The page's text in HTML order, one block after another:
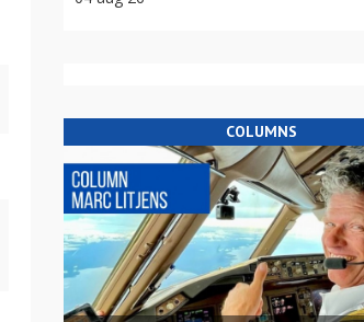
COLUMNS